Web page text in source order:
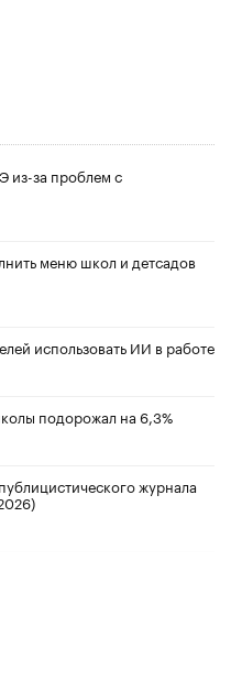
из-за проблем с
меню школ и детсадов
использовать ИИ в работе
подорожал на 6,3%
журнала